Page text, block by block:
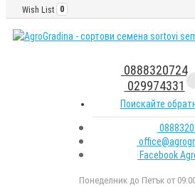
Wish List 0
0888320724
029974331
Поискайте
Facebook
Понеделник до Петък от